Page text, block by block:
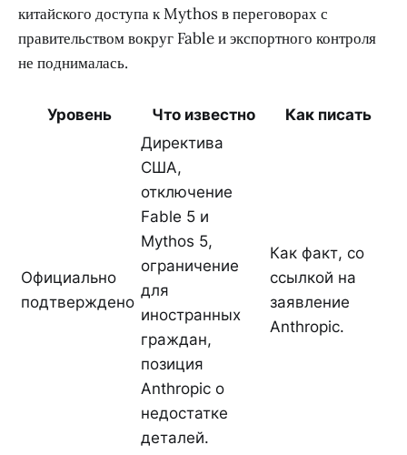
китайского доступа к Mythos в переговорах с
правительством вокруг Fable и экспортного контроля
не поднималась.
Уровень Что известно Как писать
Официально
подтверждено
Директива
США,
отключение
Fable 5 и
Mythos 5,
ограничение
для
иностранных
граждан,
позиция
Anthropic о
недостатке
деталей.
Как факт, со
ссылкой на
заявление
Anthropic.